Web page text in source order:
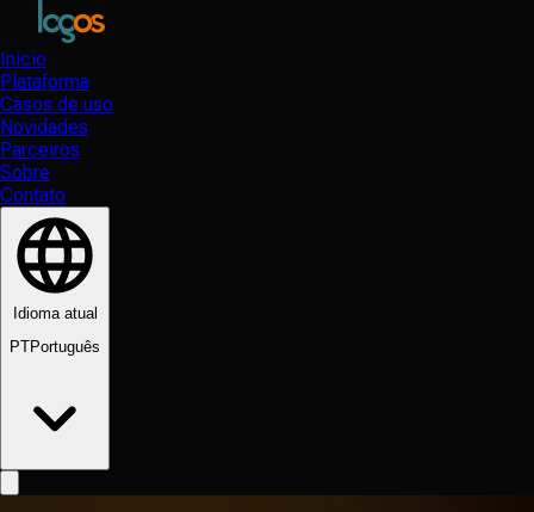
Início
Plataforma
Casos de uso
Novidades
Parceiros
Sobre
Contato
Idioma atual
PTPortuguês